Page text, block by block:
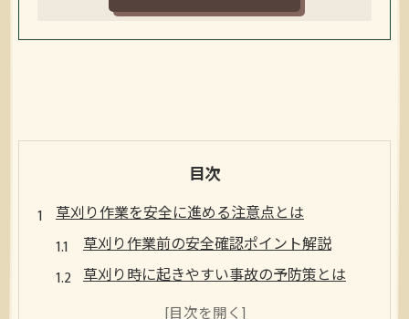
目次
草刈り作業を安全に進める注意点とは
草刈り作業前の安全確認ポイント解説
草刈り時に起きやすい事故の予防策とは
草刈りで注意するヒヤリハット事例集